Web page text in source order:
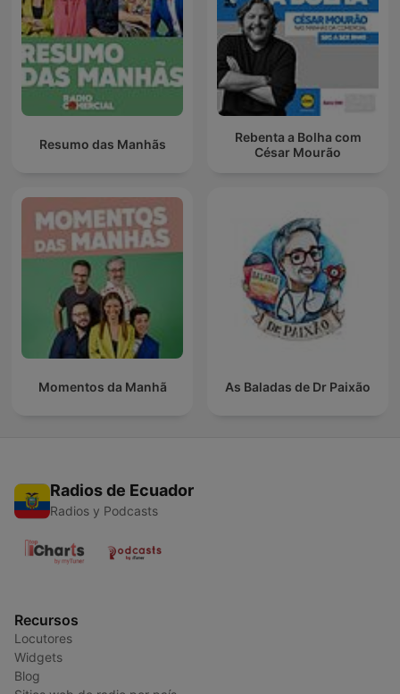
Resumo das Manhãs
Rebenta a Bolha com
César Mourão
Momentos da Manhã As Baladas de Dr Paixão
Radios de Ecuador
Radios y Podcasts
Recursos
Locutores
Widgets
Blog